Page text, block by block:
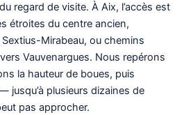
regard de visite. À Aix, l’accès est
étroites du centre ancien,
Mirabeau, ou chemins
Vauvenargues. Nous repérons
la hauteur de boues, puis
jusqu’à plusieurs dizaines de
pas approcher.